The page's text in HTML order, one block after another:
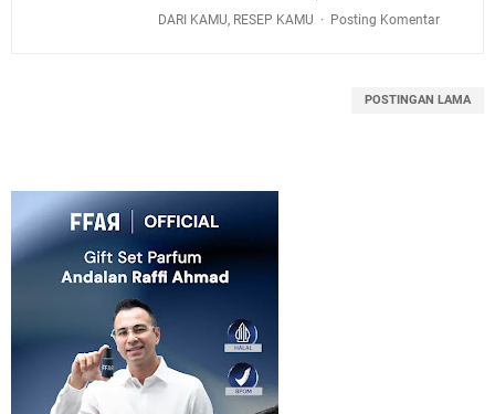
DARI KAMU, RESEP KAMU Posting Komentar
POSTINGAN LAMA